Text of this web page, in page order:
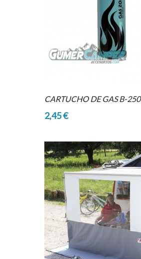
CARTUCHO DE GAS B-250
2,45 €